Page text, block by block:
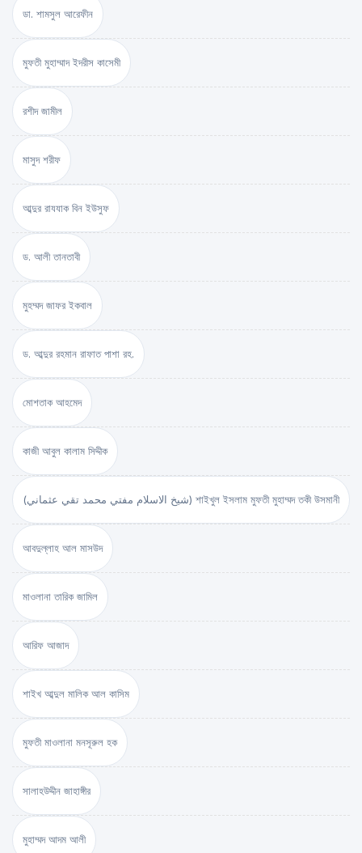
ডা. শামসুল আরেফীন
মুফতী মুহাম্মাদ ইদরীস কাসেমী
রশীদ জামীল
মাসুদ শরীফ
আব্দুর রাযযাক বিন ইউসুফ
ড. আলী তানতাবী
মুহম্মদ জাফর ইকবাল
ড. আব্দুর রহমান রাফাত পাশা রহ.
মোশতাক আহমেদ
কাজী আবুল কালাম সিদ্দীক
(شيخ الاسلام مفتي محمد تقي عثماني) শাইখুল ইসলাম মুফতী মুহাম্মদ তকী উসমানী
আবদুল্লাহ আল মাসউদ
মাওলানা তারিক জামিল
আরিফ আজাদ
শাইখ আব্দুল মালিক আল কাসিম
মুফতী মাওলানা মনসূরুল হক
সালাহউদ্দীন জাহাঙ্গীর
মুহাম্মদ আদম আলী